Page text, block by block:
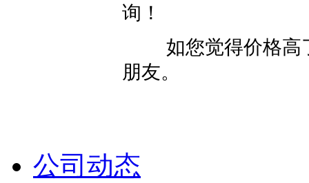
询！
如您觉得价格高了
朋友。
公司动态